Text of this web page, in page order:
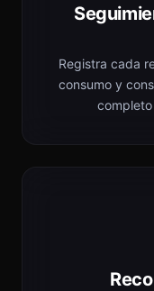
Registra cada
consumo y